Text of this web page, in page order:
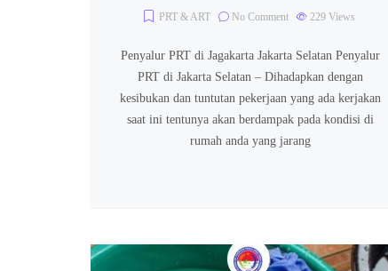
PRT & ART No Comment 229 Views
Penyalur PRT di Jagakarta Jakarta Selatan Penyalur
PRT di Jakarta Selatan – Dihadapkan dengan
kesibukan dan tuntutan pekerjaan yang ada kerjakan
saat ini tentunya akan berdampak pada kondisi di
rumah anda yang jarang